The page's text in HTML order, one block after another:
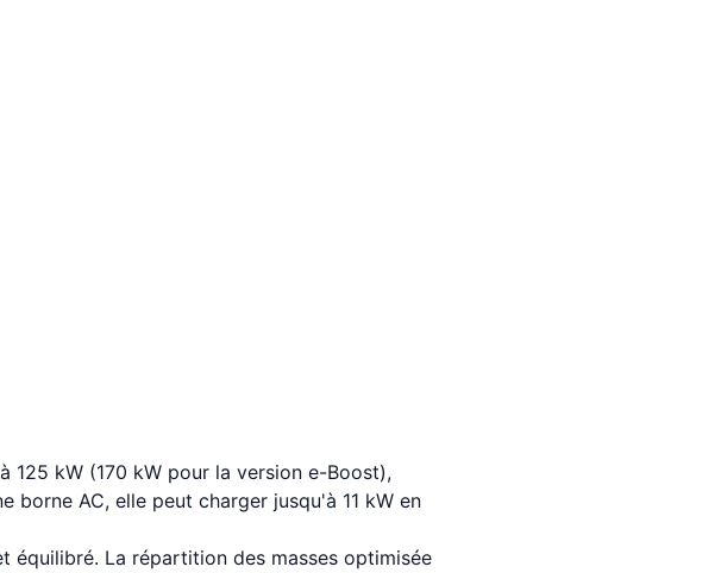
125 kW (170 kW pour la version e-Boost),
borne AC, elle peut charger jusqu'à 11 kW en
équilibré. La répartition des masses optimisée